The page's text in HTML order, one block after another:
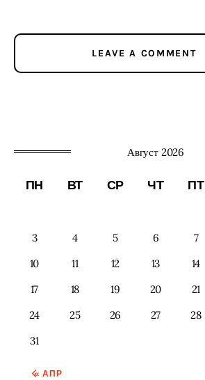
LEAVE A COMMENT
Август 2026
ПН ВТ СР ЧТ ПТ
3
4 5 6 7
10
11 12 13 14
17
18 19 20 21
24
25 26 27 28
31
« АПР